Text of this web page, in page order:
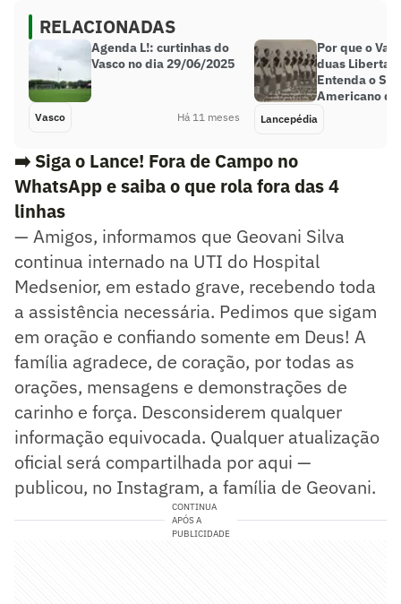
RELACIONADAS
Agenda L!: curtinhas do
Vasco no dia 29/06/2025
Vasco Há 11 meses
Por que o
duas
Entenda o
Americano de
Lancepédia
➡️ Siga o Lance! Fora de Campo no
WhatsApp e saiba o que rola fora das 4
linhas
— Amigos, informamos que Geovani Silva
continua internado na UTI do Hospital
Medsenior, em estado grave, recebendo toda
a assistência necessária. Pedimos que sigam
em oração e confiando somente em Deus! A
família agradece, de coração, por todas as
orações, mensagens e demonstrações de
carinho e força. Desconsiderem qualquer
informação equivocada. Qualquer atualização
oficial será compartilhada por aqui —
publicou, no Instagram, a família de Geovani.
CONTINUA
APÓS A
PUBLICIDADE